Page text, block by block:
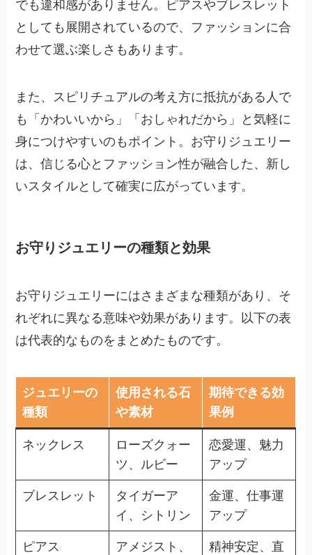
でも違和感がありません。ピアスやブレスレット
としても展開されているので、ファッションに合
わせて選ぶ楽しさもあります。
また、スピリチュアルの考え方に抵抗がある人で
も「かわいいから」「おしゃれだから」と気軽に
身につけやすいのもポイント。お守りジュエリー
は、信じる心とファッション性が融合した、新し
いスタイルとして確実に広がっています。
お守りジュエリーの種類と効果
お守りジュエリーにはさまざまな種類があり、そ
れぞれに異なる意味や効果があります。以下の表
は代表的なものをまとめたものです。
ジュエリーの
種類
使用される石
や素材
期待できる効
果例
ネックレス
ローズクォー
ツ、ルビー
恋愛運、魅力
アップ
ブレスレット
タイガーア
イ、シトリン
金運、仕事運
アップ
ピアス
アメジスト、
精神安定、直